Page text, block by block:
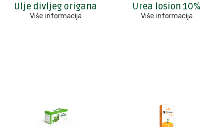
Ulje divljeg origana
Više informacija
Urea losion 10%
Više informacija